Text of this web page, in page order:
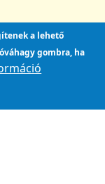
a lehető
gombra, ha